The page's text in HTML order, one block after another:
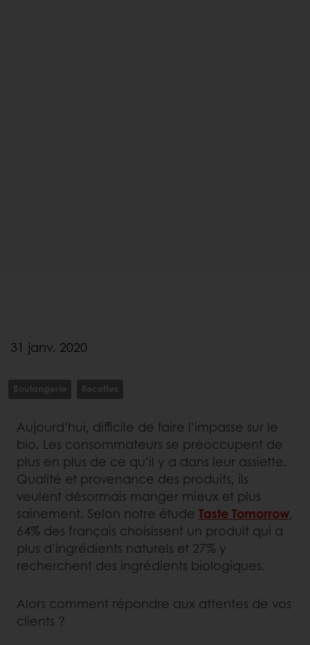
31 janv. 2020
Boulangerie Recettes
Aujourd’hui, difficile de faire l’impasse sur le
bio. Les consommateurs se préoccupent de
plus en plus de ce qu’il y a dans leur assiette.
Qualité et provenance des produits, ils
veulent désormais manger mieux et plus
sainement. Selon notre étude Taste Tomorrow,
64% des français choisissent un produit qui a
plus d’ingrédients naturels et 27% y
recherchent des ingrédients biologiques.
Alors comment répondre aux attentes de vos
clients ?